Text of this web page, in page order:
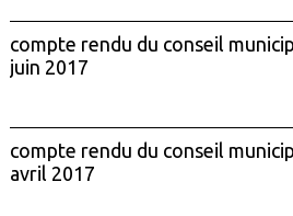
compte rendu du conseil
juin 2017
compte rendu du conseil
avril 2017